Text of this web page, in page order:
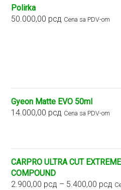
Polirka
50.000,00 рсд Cena sa PDV-om
Gyeon Matte EVO 50ml
14.000,00 рсд Cena sa PDV-om
CARPRO ULTRA CUT
COMPOUND
2.900,00 рсд – 5.400,00 рсд